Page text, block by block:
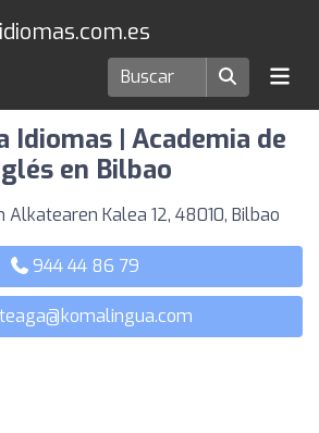
de idiomas en Bilbao
Idiomas | Academia de
en Bilbao
Alkatearen Kalea 12, 48010, Bilbao
944 44 86 79